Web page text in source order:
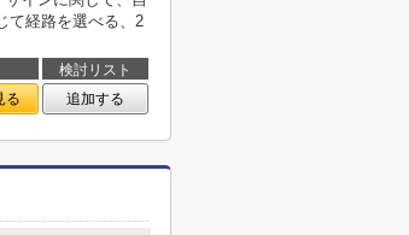
て経路を選べる、2
検討リスト
る 追加する